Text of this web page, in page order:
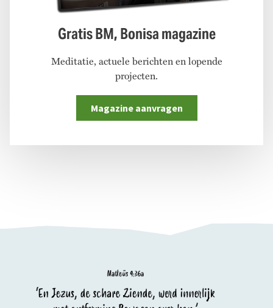
Gratis BM, Bonisa magazine
Meditatie, actuele berichten en lopende
projecten.
Magazine aanvragen